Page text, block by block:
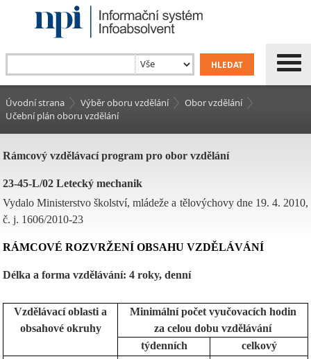
Úvodní strana Výběr oboru vzdělání
Obor vzdělání
Učební plán oboru vzdělání
Rámcový vzdělávací program pro obor vzdělání
23-45-L/02 Letecký mechanik
Vydalo Ministerstvo školství, mládeže a tělovýchovy dne 19. 4. 2010,
č. j. 1606/2010-23
RÁMCOVÉ ROZVRŽENÍ OBSAHU VZDĚLÁVÁNÍ
Délka a forma vzdělávání: 4 roky, denní
Vzdělávací oblasti a
obsahové okruhy
Minimální počet vyučovacích hodin
za celou dobu vzdělávání
týdenních
celkový